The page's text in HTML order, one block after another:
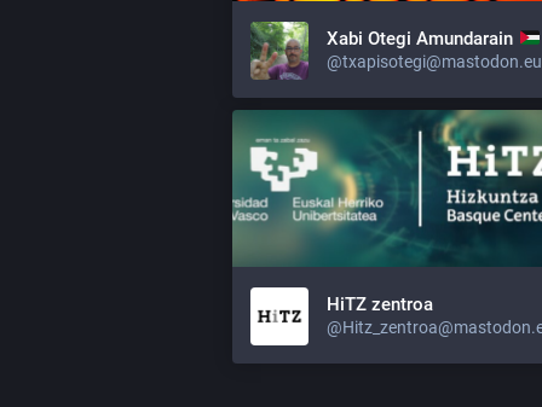
Xabi Otegi Amundarain
HiTZ zentroa